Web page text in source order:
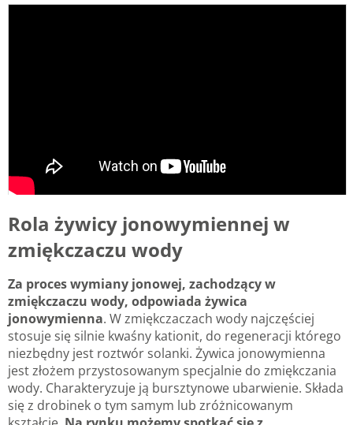
Rola żywicy jonowymiennej w
zmiękczaczu wody
Za proces wymiany jonowej, zachodzący w
zmiękczaczu wody, odpowiada żywica
jonowymienna. W zmiękczaczach wody najczęściej
stosuje się silnie kwaśny kationit, do regeneracji którego
niezbędny jest roztwór solanki. Żywica jonowymienna
jest złożem przystosowanym specjalnie do zmiękczania
wody. Charakteryzuje ją bursztynowe ubarwienie. Składa
się z drobinek o tym samym lub zróżnicowanym